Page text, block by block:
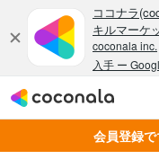
会員登録